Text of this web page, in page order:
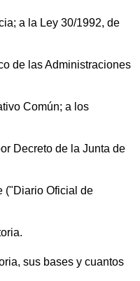
a la Ley 30/1992, de
de las Administraciones
Común; a los
Decreto de la Junta de
("Diario Oficial de
sus bases y cuantos